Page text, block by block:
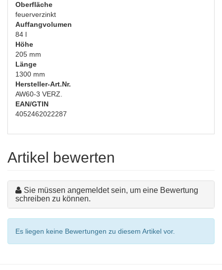
Oberfläche
feuerverzinkt
Auffangvolumen
84 l
Höhe
205 mm
Länge
1300 mm
Hersteller-Art.Nr.
AW60-3 VERZ.
EAN/GTIN
4052462022287
Artikel bewerten
Sie müssen angemeldet sein, um eine Bewertung
schreiben zu können.
Es liegen keine Bewertungen zu diesem Artikel vor.